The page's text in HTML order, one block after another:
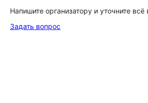
Напишите организатору и уточните
Задать вопрос